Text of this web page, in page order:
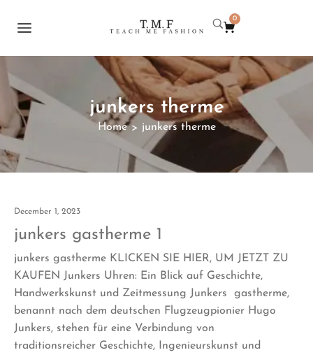
0
junkers therme
Home > junkers therme
December 1, 2023
junkers gastherme 1
junkers gastherme KLICKEN SIE HIER, UM JETZT ZU
KAUFEN Junkers Uhren: Ein Blick auf Geschichte,
Handwerkskunst und Zeitmessung Junkers gastherme,
benannt nach dem deutschen Flugzeugpionier Hugo
Junkers, stehen für eine Verbindung von
traditionsreicher Geschichte, Ingenieurskunst und